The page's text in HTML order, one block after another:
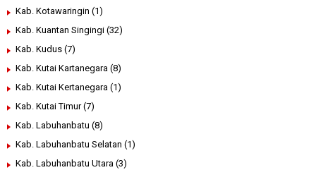
Kab. Kotawaringin (1)
Kab. Kuantan Singingi (32)
Kab. Kudus (7)
Kab. Kutai Kartanegara (8)
Kab. Kutai Kertanegara (1)
Kab. Kutai Timur (7)
Kab. Labuhanbatu (8)
Kab. Labuhanbatu Selatan (1)
Kab. Labuhanbatu Utara (3)